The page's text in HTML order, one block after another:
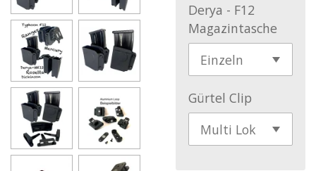
Derya - F12
Magazintasche
Gürtel Clip